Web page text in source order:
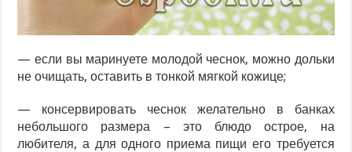
— если вы маринуете молодой чеснок, можно дольки
не очищать, оставить в тонкой мягкой кожице;
— консервировать чеснок желательно в банках
небольшого размера – это блюдо острое, на
любителя, а для одного приема пищи его требуется